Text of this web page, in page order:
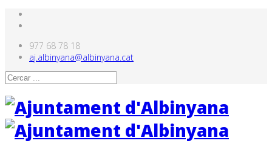
977 68 78 18
aj.albinyana@albinyana.cat